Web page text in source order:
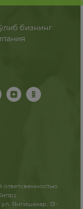
бизнинг
Янгишахар, 13-